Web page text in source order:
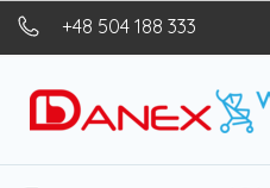
+48 504 188 333